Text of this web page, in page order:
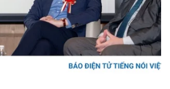
Trải nghiệm
Chuyển đổi số